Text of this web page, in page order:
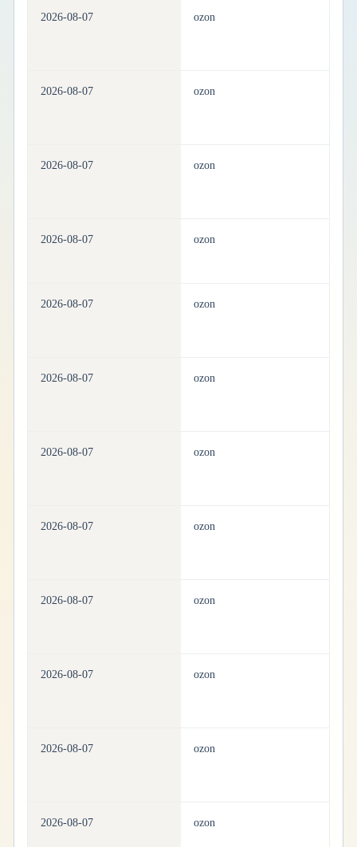
2026-08-07 ozon
2026-08-07 ozon
2026-08-07 ozon
2026-08-07 ozon
2026-08-07 ozon
2026-08-07 ozon
2026-08-07 ozon
2026-08-07 ozon
2026-08-07 ozon
2026-08-07 ozon
2026-08-07 ozon
2026-08-07 ozon